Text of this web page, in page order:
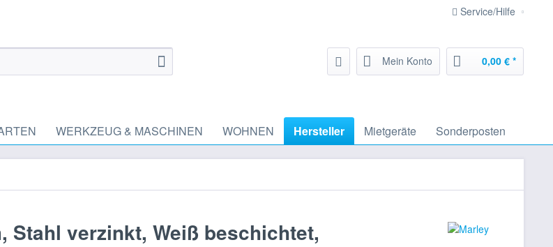
Service/Hilfe
Mein Konto 0,00 € *
WERKZEUG & MASCHINEN WOHNEN Hersteller Mietgeräte Sonderposten
Stahl verzinkt, Weiß beschichtet,